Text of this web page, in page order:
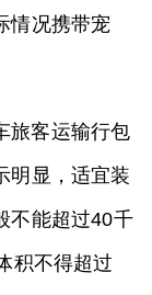
情况携带宠
旅客运输行包
明显，适宜装
不能超过40千
积不得超过